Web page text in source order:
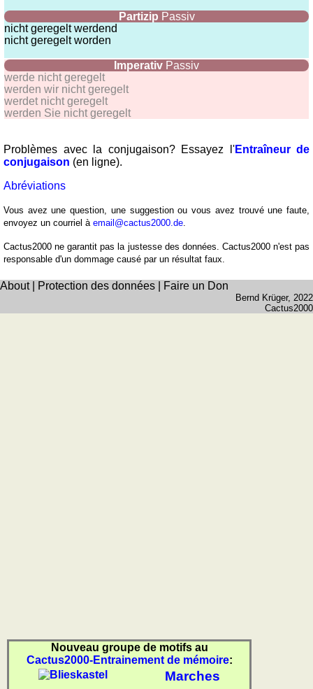
Partizip Passiv
nicht geregelt werdend
nicht geregelt worden
Imperativ Passiv
werde nicht geregelt
werden wir nicht geregelt
werdet nicht geregelt
werden Sie nicht geregelt
Problèmes avec la conjugaison? Essayez l'Entraîneur de
conjugaison (en ligne).
Abréviations
Vous avez une question, une suggestion ou vous avez trouvé une faute,
envoyez un courriel à email@cactus2000.de.
Cactus2000 ne garantit pas la justesse des données. Cactus2000 n'est pas
responsable d'un dommage causé par un résultat faux.
Nouveau groupe de motifs au
Cactus2000-Entrainement de mémoire:
Marches
About| Protection des données Faire un Don
Bernd Krüger, 2022
Cactus2000